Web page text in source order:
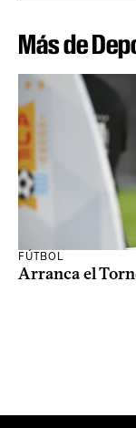
Más de
FÚTBOL
Arranca el